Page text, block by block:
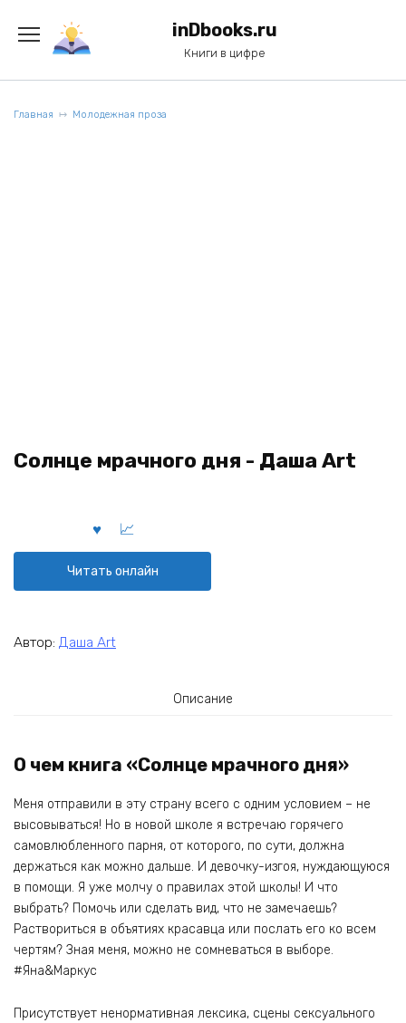
содержанию
inDbooks.ru
Книги в цифре
Главная Молодежная проза
Солнце мрачного дня - Даша Art
Читать онлайн
Автор: Даша Art
Описание
О чем книга «Солнце мрачного дня»
Меня отправили в эту страну всего с одним условием – не
высовываться! Но в новой школе я встречаю горячего
самовлюбленного парня, от которого, по сути, должна
держаться как можно дальше. И девочку-изгоя, нуждающуюся
в помощи. Я уже молчу о правилах этой школы! И что
выбрать? Помочь или сделать вид, что не замечаешь?
Раствориться в объятиях красавца или послать его ко всем
чертям? Зная меня, можно не сомневаться в выборе.
#Яна&Маркус
Присутствует ненормативная лексика, сцены сексуального